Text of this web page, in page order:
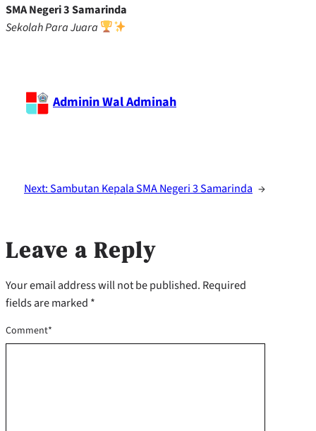
SMA Negeri 3 Samarinda
Sekolah Para Juara
Adminin Wal Adminah
Next:Sambutan Kepala SMA Negeri 3 Samarinda →
Leave a Reply
Your email address will not be published. Required
fields are marked *
Comment*